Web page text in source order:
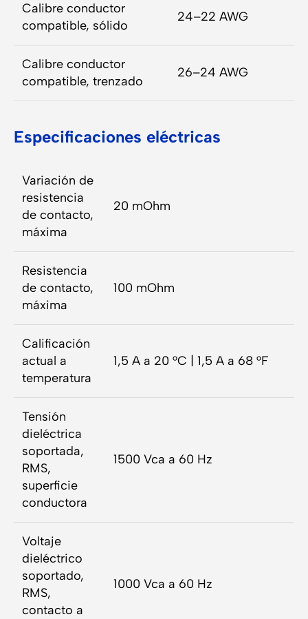
Calibre conductor
compatible, sólido
24–22 AWG
Calibre conductor
compatible, trenzado
26–24 AWG
Especificaciones eléctricas
Variación de
resistencia
de contacto,
máxima
20 mOhm
Resistencia
de contacto,
máxima
100 mOhm
Calificación
actual a
temperatura
1,5 A a 20 °C | 1,5 A a 68 °F
Tensión
dieléctrica
soportada,
RMS,
superficie
conductora
1500 Vca a 60 Hz
Voltaje
dieléctrico
soportado,
RMS,
contacto a
1000 Vca a 60 Hz